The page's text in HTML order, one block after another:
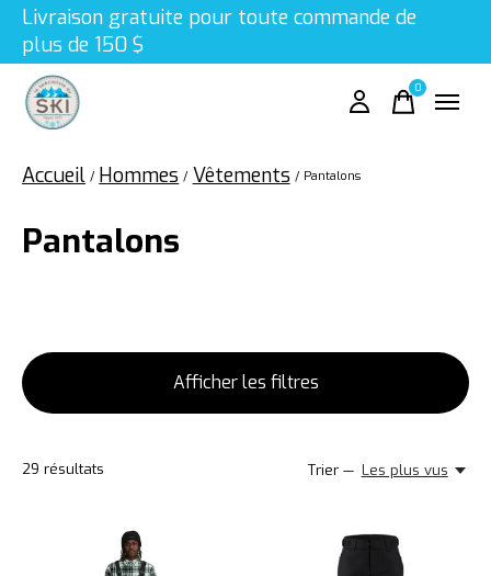
Livraison gratuite pour toute commande de
plus de 150 $
0items
Accueil / Hommes / Vêtements / Pantalons
Pantalons
Afficher les filtres
29 résultats Trier — Les plus vus